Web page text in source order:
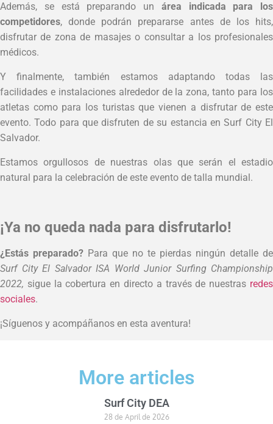
Además, se está preparando un área indicada para los
competidores, donde podrán prepararse antes de los hits,
disfrutar de zona de masajes o consultar a los profesionales
médicos.
Y finalmente, también estamos adaptando todas las
facilidades e instalaciones alrededor de la zona, tanto para los
atletas como para los turistas que vienen a disfrutar de este
evento. Todo para que disfruten de su estancia en Surf City El
Salvador.
Estamos orgullosos de nuestras olas que serán el estadio
natural para la celebración de este evento de talla mundial.
¡Ya no queda nada para disfrutarlo!
¿Estás preparado? Para que no te pierdas ningún detalle de
Surf City El Salvador ISA World Junior Surfing Championship
2022, sigue la cobertura en directo a través de nuestras redes
sociales.
¡Síguenos y acompáñanos en esta aventura!
More articles
Surf City DEA
28 de April de 2026